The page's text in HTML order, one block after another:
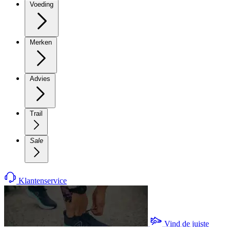
Voeding
Merken
Advies
Trail
Sale
Klantenservice
Vind de juiste